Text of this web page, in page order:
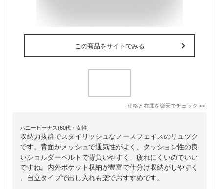
この商品をサイトでみる
価格と在庫を楽天でチェック >>
ハニービーナス(60代・女性)
収納力抜群でスタイリッシュなノースフェイスのリュツク
です。背面がメッシュで通気性がよく、クッション性の良
いショルダーベルトで背負いやすく、疲れにくいのでいい
ですね。内外ポケット収納が豊富で仕分け収納がしやすく
、自立タイプで出し入れも楽でおすすめです。